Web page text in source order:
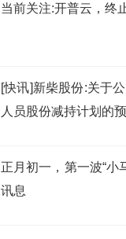
当前关注:开普云，终
[快讯]新柴股份:关于
人员股份减持计划的
正月初一，第一波“小
讯息